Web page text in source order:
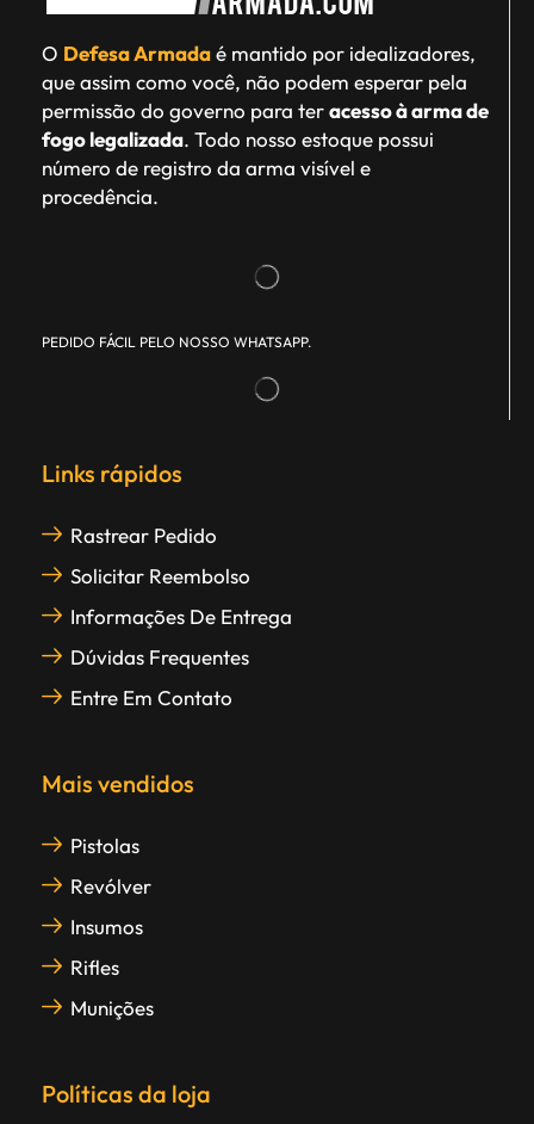
O Defesa Armadaé mantido por idealizadores,
que assim como você, não podem esperar pela
permissão do governo para teracesso à arma de
fogo legalizada. Todo nosso estoque possui
número de registro da arma visível e
procedência.
PEDIDO FÁCIL PELO NOSSO WHATSAPP.
Links rápidos
Rastrear Pedido
Solicitar Reembolso
Informações De Entrega
Dúvidas Frequentes
Entre Em Contato
Mais vendidos
Pistolas
Revólver
Insumos
Rifles
Munições
Políticas da loja